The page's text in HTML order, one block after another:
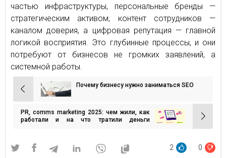
частью инфраструктуры, персональные бренды —
стратегическим активом, контент сотрудников —
каналом доверия, а цифровая репутация — главной
логикой восприятия. Это глубинные процессы, и они
потребуют от бизнесов не громких заявлений, а
системной работы.
Навигация
по
записям
Почему бизнесу нужно заниматься SEO
PR, comms marketing 2025: чем жили, как
работали и на что тратили деньги
2 0